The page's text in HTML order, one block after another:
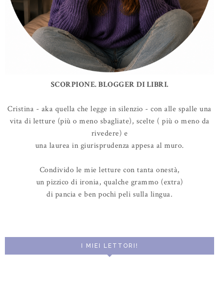
SCORPIONE. BLOGGER DI LIBRI.
Cristina - aka quella che legge in silenzio - con alle spalle una
vita di letture (più o meno sbagliate), scelte ( più o meno da
rivedere) e
una laurea in giurisprudenza appesa al muro.
Condivido le mie letture con tanta onestà,
un pizzico di ironia, qualche grammo (extra)
di pancia e ben pochi peli sulla lingua.
I MIEI LETTORI!